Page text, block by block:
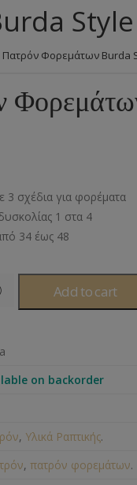
Νήματα
Αξεσουάρ
Κορδόνια
Τρέσες
Πατρόν Φορεμάτων Burda
3 σχέδια για φορέματα
1 στα 4
34 έως 48
Add to cart
on backorder
, Υλικά Ραπτικής.
,πατρόν φορεμάτων.